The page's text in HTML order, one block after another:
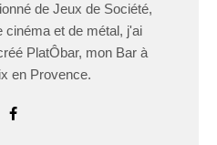
de Jeux de Société,
cinéma et de métal, j'ai
PlatÔbar, mon Bar à
en Provence.